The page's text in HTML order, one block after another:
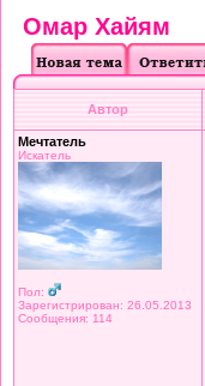
Омар Хайям
Автор
Мечтатель
Искатель
Пол:
Зарегистрирован: 26.05.2013
Сообщения: 114